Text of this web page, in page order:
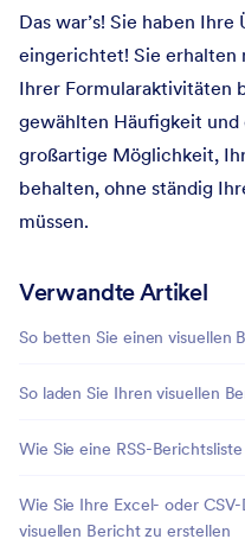
Das war’s! Sie haben
eingerichtet! Sie erhalten
Ihrer Formularaktivitäten
gewählten Häufigkeit und
großartige Möglichkeit,
behalten, ohne ständig
müssen.
Verwandte Artikel
So betten Sie einen visuellen
So laden Sie Ihren visuellen
Wie Sie eine RSS-
Wie Sie Ihre Excel- oder
visuellen Bericht zu erstellen